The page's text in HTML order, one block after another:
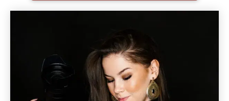
Kérj díjmentes árajánlatot!
AJÁNLATKÉRÉS